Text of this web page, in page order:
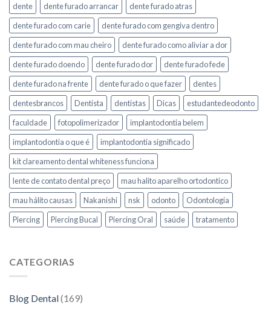
dente
dente furado arrancar
dente furado atras
dente furado com carie
dente furado com gengiva dentro
dente furado com mau cheiro
dente furado como aliviar a dor
dente furado doendo
dente furado dor
dente furado fede
dente furado na frente
dente furado o que fazer
dentes
dentesbrancos
Dentista dentistas Dicas
estudantedeodonto
faculdade
fotopolimerizador
implantodontia belem
implantodontia o que é
implantodontia significado
kit clareamento dental whiteness funciona
lente de contato dental preço
mau halito aparelho ortodontico
mau hálito causas
Nakanishi nsk odonto
Odontologia
Piercing
Piercing Bucal Piercing Oral saúde tratamento
CATEGORIAS
Blog Dental(169)